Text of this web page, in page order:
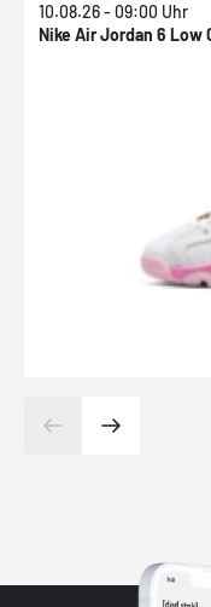
10.08.26 - 09:00 Uhr
Nike Air Jordan 6 Low